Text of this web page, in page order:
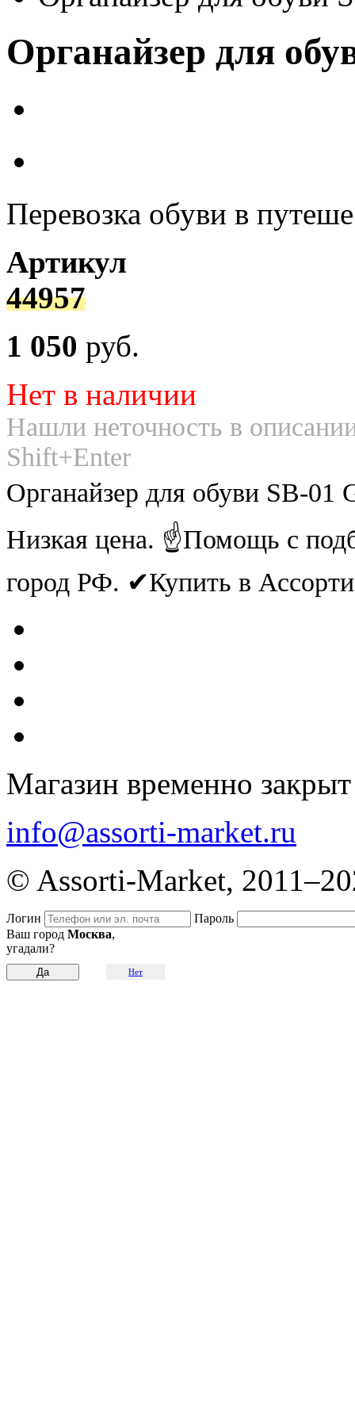
Органайзер для
Перевозка обуви в
Артикул
44957
1 050 руб.
Нет в наличии
Нашли неточность в
Shift+Enter
Органайзер для обуви SB-
Низкая цена. ☝Помощь с
город РФ. ✔Купить в
Магазин временно закрыт
info@assorti-market.ru
© Assorti-Market,
Логин
Пароль
Ваш город Москва,
угадали?
Нет